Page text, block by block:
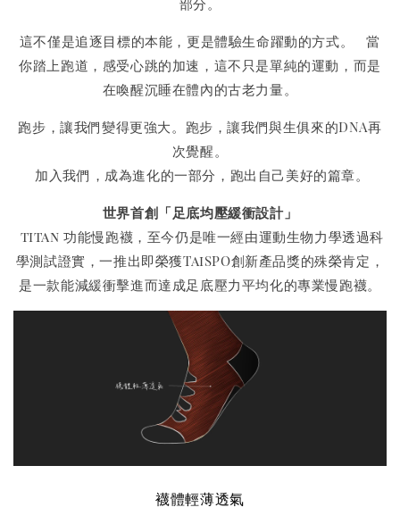
部分。
這不僅是追逐目標的本能，更是體驗生命躍動的方式。 當
你踏上跑道，感受心跳的加速，這不只是單純的運動，而是
在喚醒沉睡在體內的古老力量。
跑步，讓我們變得更強大。跑步，讓我們與生俱來的DNA再
次覺醒。
加入我們，成為進化的一部分，跑出自己美好的篇章。
世界首創「足底均壓緩衝設計」
titan 功能慢跑襪，至今仍是唯一經由運動生物力學透過科
學測試證實，一推出即榮獲TaiSPO創新產品獎的殊榮肯定，
是一款能減緩衝擊進而達成足底壓力平均化的專業慢跑襪。
襪體輕薄透氣